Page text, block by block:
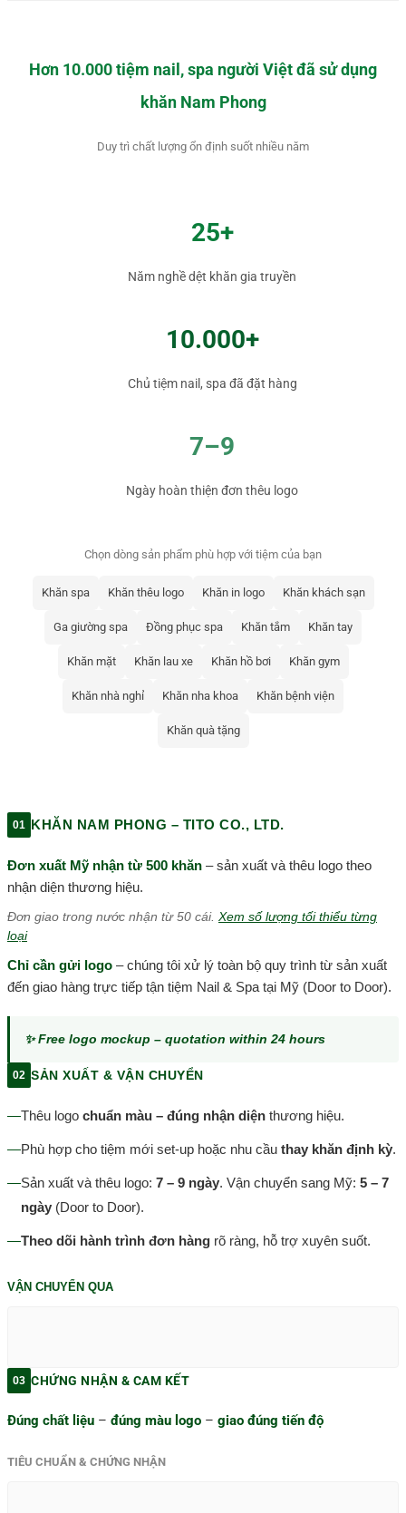
Hơn 10.000 tiệm nail, spa người Việt đã sử dụng
khăn Nam Phong
Duy trì chất lượng ổn định suốt nhiều năm
25+
Năm nghề dệt khăn gia truyền
10.000+
Chủ tiệm nail, spa đã đặt hàng
7–9
Ngày hoàn thiện đơn thêu logo
Chọn dòng sản phẩm phù hợp với tiệm của bạn
Khăn spa Khăn thêu logo Khăn in logo Khăn khách sạn
Ga giường spa Đồng phục spa Khăn tắm Khăn tay
Khăn mặt Khăn lau xe Khăn hồ bơi Khăn gym
Khăn nhà nghỉ Khăn nha khoa Khăn bệnh viện
Khăn quà tặng
01 KHĂN NAM PHONG – TITO CO., LTD.
Đơn xuất Mỹ nhận từ 500 khăn – sản xuất và thêu logo theo
nhận diện thương hiệu.
Đơn giao trong nước nhận từ 50 cái. Xem số lượng tối thiểu từng
loại
Chỉ cần gửi logo – chúng tôi xử lý toàn bộ quy trình từ sản xuất
đến giao hàng trực tiếp tận tiệm Nail & Spa tại Mỹ (Door to Door).
✨ Free logo mockup – quotation within 24 hours
02 SẢN XUẤT & VẬN CHUYỂN
—Thêu logo chuẩn màu – đúng nhận diện thương hiệu.
—Phù hợp cho tiệm mới set-up hoặc nhu cầu thay khăn định kỳ.
—Sản xuất và thêu logo: 7 – 9 ngày. Vận chuyển sang Mỹ: 5 – 7
ngày (Door to Door).
—Theo dõi hành trình đơn hàng rõ ràng, hỗ trợ xuyên suốt.
VẬN CHUYỂN QUA
03 CHỨNG NHẬN & CAM KẾT
Đúng chất liệu – đúng màu logo – giao đúng tiến độ
TIÊU CHUẨN & CHỨNG NHẬN